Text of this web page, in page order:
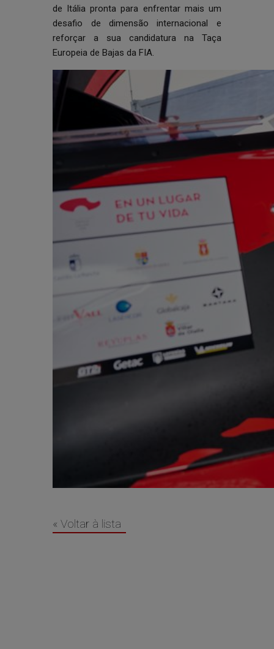
de Itália pronta para enfrentar mais um
desafio de dimensão internacional e
reforçar a sua candidatura na Taça
Europeia de Bajas da FIA.
« Voltar à lista